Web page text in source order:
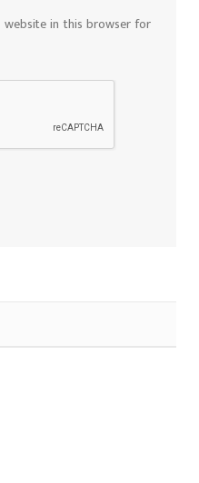
website in this browser for